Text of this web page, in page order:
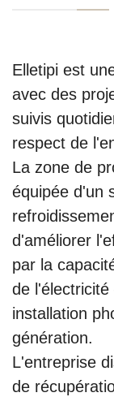
Elletipi est
avec des
suivis
respect de
La zone de
équipée d'un
d'améliorer
par la
de
installation
génération.
L'entreprise
de